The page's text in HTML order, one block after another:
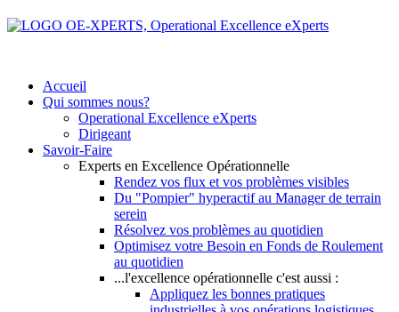
Accueil
Qui sommes nous?
Operational Excellence eXperts
Dirigeant
Savoir-Faire
Experts en Excellence Opérationnelle
Rendez vos flux et vos problèmes visibles
Du "Pompier" hyperactif au Manager de terrain
serein
Résolvez vos problèmes au quotidien
Optimisez votre Besoin en Fonds de Roulement
au quotidien
...l'excellence opérationnelle c'est aussi :
Appliquez les bonnes pratiques